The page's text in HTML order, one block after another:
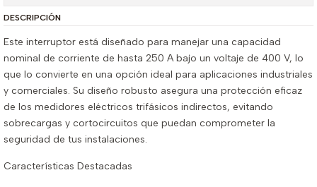
DESCRIPCIÓN
Este interruptor está diseñado para manejar una capacidad
nominal de corriente de hasta 250 A bajo un voltaje de 400 V, lo
que lo convierte en una opción ideal para aplicaciones industriales
y comerciales. Su diseño robusto asegura una protección eficaz
de los medidores eléctricos trifásicos indirectos, evitando
sobrecargas y cortocircuitos que puedan comprometer la
seguridad de tus instalaciones.
Características Destacadas